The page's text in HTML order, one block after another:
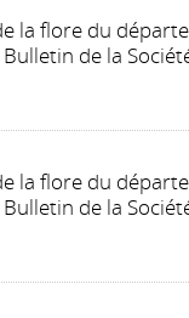
la flore du
de la
la flore du
de la